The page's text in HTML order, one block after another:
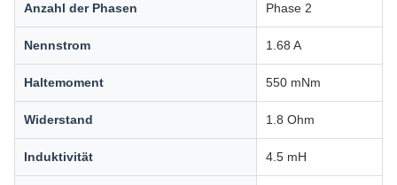
Anzahl der Phasen Phase 2
Nennstrom 1.68 A
Haltemoment 550 mNm
Widerstand 1.8 Ohm
Induktivität 4.5 mH